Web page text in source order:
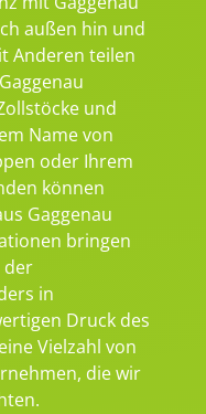
außen hin und
Anderen teilen
und
Name von
oder Ihrem
können
Gaggenau
bringen
der
in
Druck des
Vielzahl von
die wir